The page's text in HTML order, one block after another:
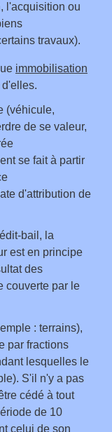
l'acquisition ou
travaux).
immobilisation
(véhicule,
de se valeur,
se fait à partir
d'attribution de
bail, la
est en principe
des
couverte par le
: terrains),
par fractions
lesquelles le
S'il n'y a pas
cédé à tout
de 10
celui de son